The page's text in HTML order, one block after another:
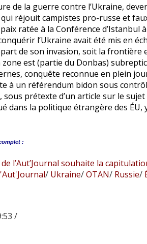
de la guerre contre l’Ukraine,
qui réjouit campistes pro-russe et
ratée à la Conférence
l’Ukraine avait été mis en
de son invasion, soit la frontière
est (partie du Donbas)
conquête reconnue en plein
à un référendum bidon sous
sous prétexte d’un article sur le
dans la politique étrangère des ÉU,
:
l’Aut’Journal souhaite la
/Ukraine/OTAN/Russie/
/